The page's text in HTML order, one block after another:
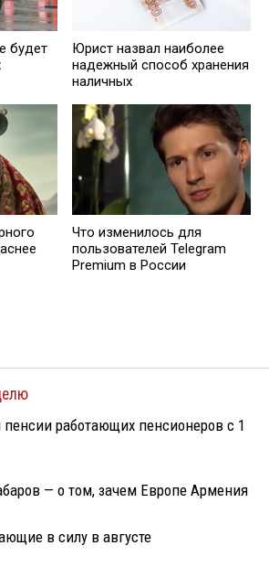
будет
Юрист нaзвал наиболее
надежный способ хранения
наличных
Что изменилось для
пользователей Telegram
Premium в России
пенсии работающих пенсионеров с 1
— о том, зачем Европе Армения
в силу в августе